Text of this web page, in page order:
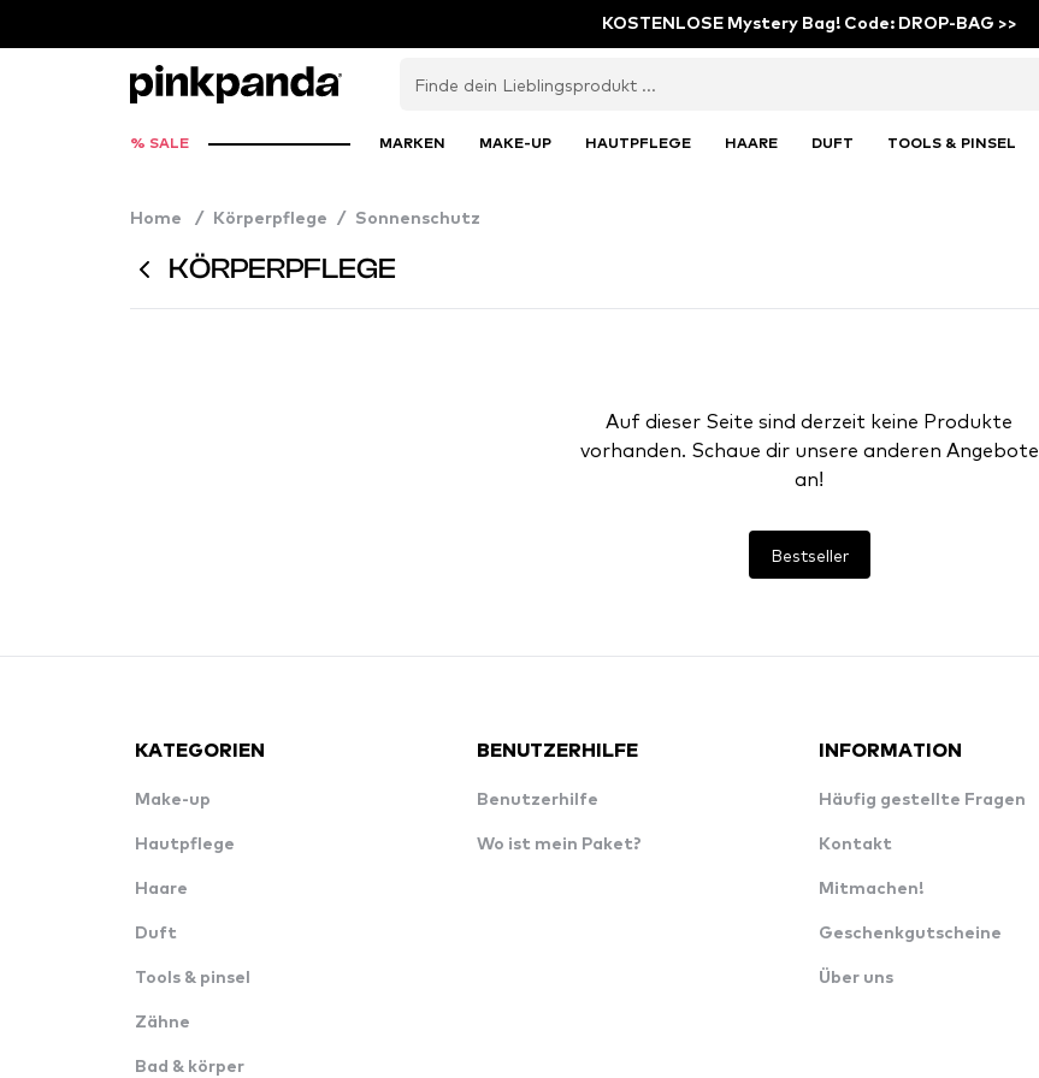
KOSTENLOSE Mystery Bag! Code: DROP-BAG >>
% SALE MARKEN MAKE-UP HAUTPFLEGE HAARE DUFT TOOLS & PINSEL
Home / Körperpflege / Sonnenschutz
KÖRPERPFLEGE
Auf dieser Seite sind derzeit keine Produkte
vorhanden. Schaue dir unsere anderen Angebote
an!
Bestseller
KATEGORIEN
Make-up
Hautpflege
Haare
Duft
Tools & pinsel
Zähne
Bad & körper
BENUTZERHILFE
Benutzerhilfe
Wo ist mein Paket?
INFORMATION
Häufig gestellte Fragen
Kontakt
Mitmachen!
Geschenkgutscheine
Über uns